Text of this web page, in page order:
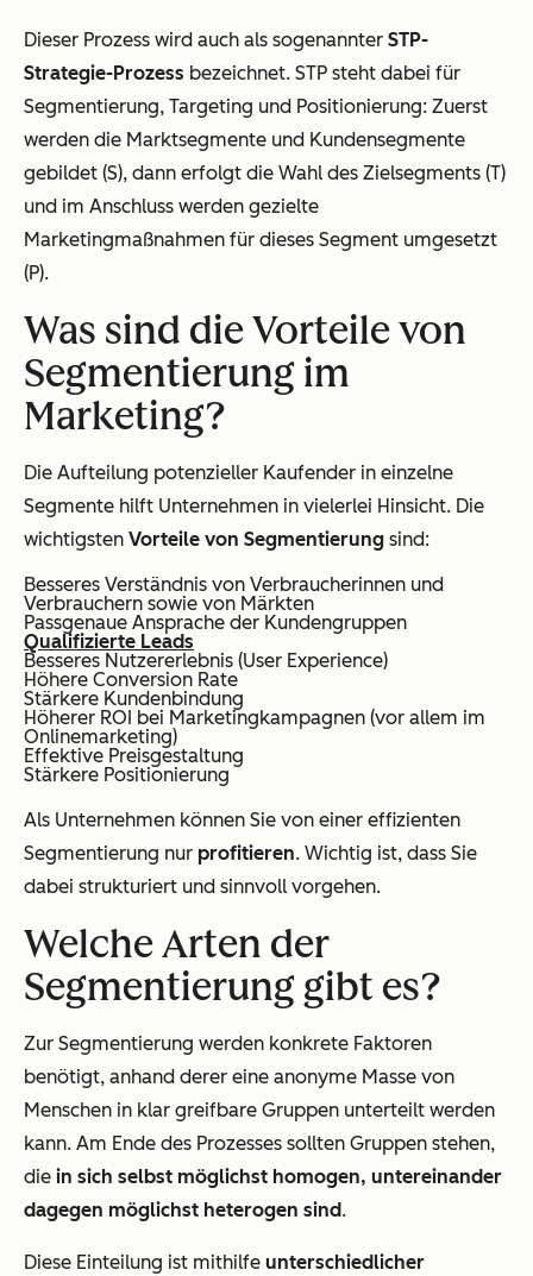
Dieser Prozess wird auch als sogenannter STP-
Strategie-Prozess bezeichnet. STP steht dabei für
Segmentierung, Targeting und Positionierung: Zuerst
werden die Marktsegmente und Kundensegmente
gebildet (S), dann erfolgt die Wahl des Zielsegments (T)
und im Anschluss werden gezielte
Marketingmaßnahmen für dieses Segment umgesetzt
(P).
Was sind die Vorteile von
Segmentierung im
Marketing?
Die Aufteilung potenzieller Kaufender in einzelne
Segmente hilft Unternehmen in vielerlei Hinsicht. Die
wichtigsten Vorteile von Segmentierung sind:
Besseres Verständnis von Verbraucherinnen und
Verbrauchern sowie von Märkten
Passgenaue Ansprache der Kundengruppen
Qualifizierte Leads
Besseres Nutzererlebnis (User Experience)
Höhere Conversion Rate
Stärkere Kundenbindung
Höherer ROI bei Marketingkampagnen (vor allem im
Onlinemarketing)
Effektive Preisgestaltung
Stärkere Positionierung
Als Unternehmen können Sie von einer effizienten
Segmentierung nur profitieren. Wichtig ist, dass Sie
dabei strukturiert und sinnvoll vorgehen.
Welche Arten der
Segmentierung gibt es?
Zur Segmentierung werden konkrete Faktoren
benötigt, anhand derer eine anonyme Masse von
Menschen in klar greifbare Gruppen unterteilt werden
kann. Am Ende des Prozesses sollten Gruppen stehen,
die in sich selbst möglichst homogen, untereinander
dagegen möglichst heterogen sind.
Diese Einteilung ist mithilfe unterschiedlicher